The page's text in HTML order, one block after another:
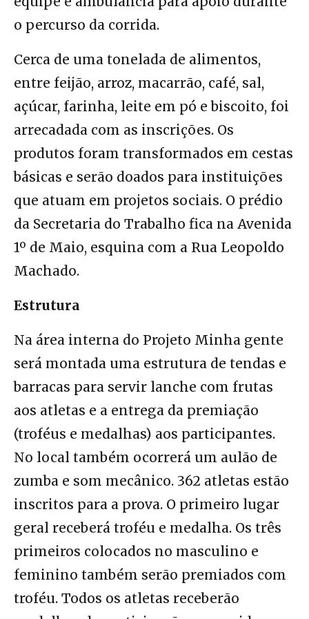
o percurso da corrida.
Cerca de uma tonelada de alimentos,
entre feijão, arroz, macarrão, café, sal,
açúcar, farinha, leite em pó e biscoito, foi
arrecadada com as inscrições. Os
produtos foram transformados em cestas
básicas e serão doados para instituições
que atuam em projetos sociais. O prédio
da Secretaria do Trabalho fica na Avenida
1º de Maio, esquina com a Rua Leopoldo
Machado.
Estrutura
Na área interna do Projeto Minha gente
será montada uma estrutura de tendas e
barracas para servir lanche com frutas
aos atletas e a entrega da premiação
(troféus e medalhas) aos participantes.
No local também ocorrerá um aulão de
zumba e som mecânico. 362 atletas estão
inscritos para a prova. O primeiro lugar
geral receberá troféu e medalha. Os três
primeiros colocados no masculino e
feminino também serão premiados com
troféu. Todos os atletas receberão